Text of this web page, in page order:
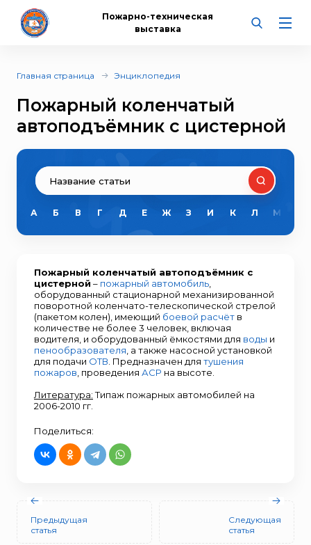
Пожарно-техническая
выставка
Главная страница Энциклопедия
Пожарный коленчатый
автоподъёмник с цистерной
А Б В Г Д Е Ж З И К Л М
Пожарный коленчатый автоподъёмник с
цистерной – пожарный автомобиль
оборудованный стационарной механизированной
поворотной коленчато-телескопической стрелой
(пакетом колен), имеющий боевой расчёт в
количестве не более 3 человек, включая
водителя, и оборудованный ёмкостями для воды и
пенообразователя , а также насосной установкой
для подачи ОТВ . Предназначен для тушения
пожаров , проведения АСР на высоте.
Литература:Типаж пожарных автомобилей на
2006-2010 гг.
Поделиться:
Предыдущая
статья
Следующая
статья